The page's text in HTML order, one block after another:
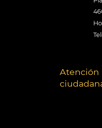
Atención